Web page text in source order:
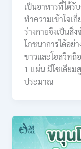
เป็นอาหารที่ได้รั
ทำความเข้าใจเ
ร่างกายจึงเป็นสิ่
โภชนาการได้อย่
ขาวและโฮลวีทถื
1 แผ่น มีโซเดียม
ประมาณ